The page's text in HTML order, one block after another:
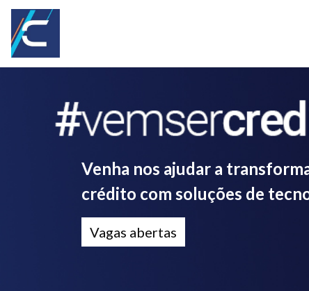
Venha nos ajudar a
crédito com soluções de
Vagas abertas